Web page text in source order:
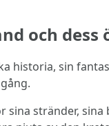
och dess
historia, sin
sina stränder,